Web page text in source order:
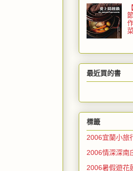
最近買的書
標籤
2006宜蘭小旅
2006情深深南
2006暑假遊花